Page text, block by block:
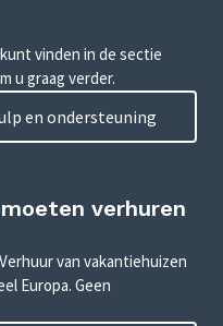
vinden in de sectie
u graag verder.
en ondersteuning
verhuren
van vakantiehuizen
Europa. Geen